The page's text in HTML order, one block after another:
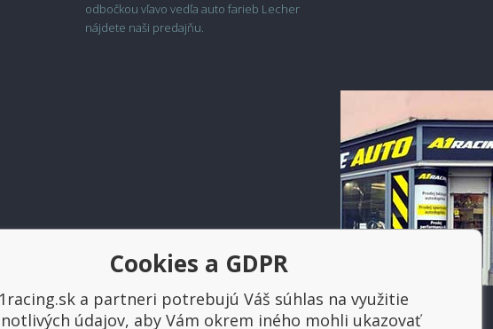
odbočkou vľavo vedľa auto farieb Lecher
nájdete naši predajňu.
Platba a doprava
Cookies a GDPR
a partneri potrebujú Váš súhlas na využitie
údajov, aby Vám okrem iného mohli ukazovať